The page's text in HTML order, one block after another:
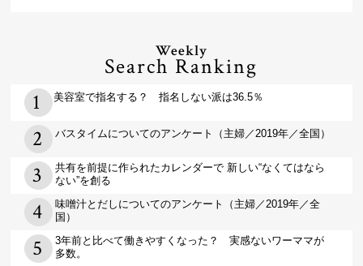
Weekly
Search Ranking
美容室で指名する？ 指名しない派は36.5％
バスタイムについてのアンケート（主婦／2019年／全国）
共有を前提に作られたカレンダーで 新しい“なくてはなら
ない”を創る
味噌汁とだしについてのアンケート（主婦／2019年／全
国）
3年前と比べて働きやすくなった？ 実感ないワーママが
多数。